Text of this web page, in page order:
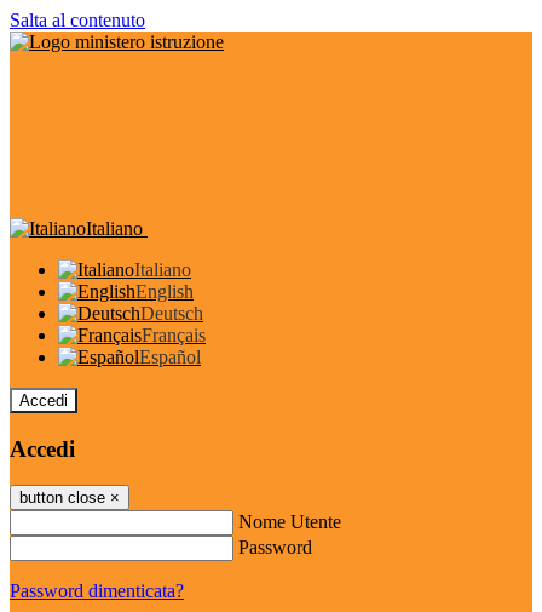
Salta al contenuto
Italiano
Italiano
English
Deutsch
Français
Español
Accedi
Accedi
button close ×
Nome Utente
Password
Password dimenticata?